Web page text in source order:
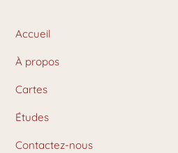
Accueil
À propos
Cartes
Études
Contactez-nous